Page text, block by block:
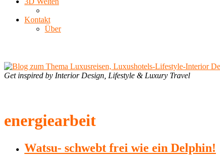
Kontakt
Über
Get inspired by Interior Design, Lifestyle & Luxury Travel
energiearbeit
Watsu- schwebt frei wie ein Delphin!